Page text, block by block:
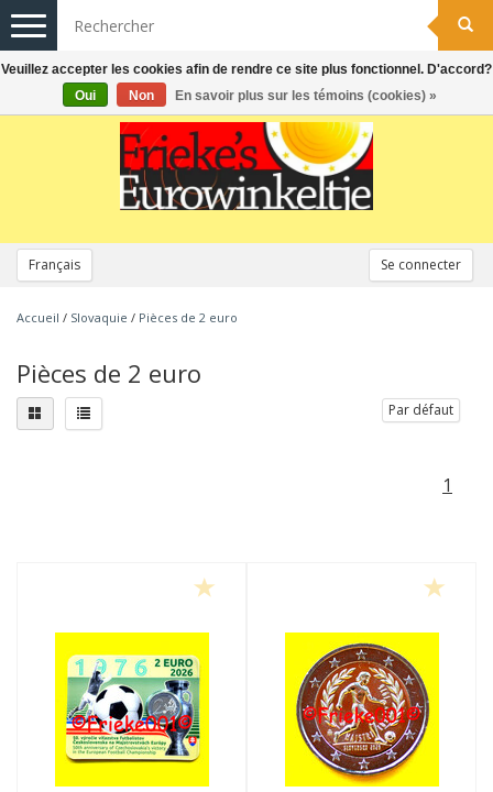
Français Se connecter
Toggle
navigation
Accueil / Slovaquie / Pièces de 2 euro
Pièces de 2 euro
Par défaut
1
Veuillez accepter les cookies afin de rendre ce site plus fonctionnel. D'accord?
Oui
Non En savoir plus sur les témoins (cookies) »